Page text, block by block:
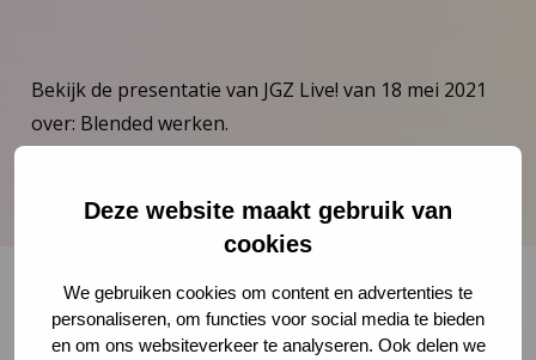
Deze website maakt gebruik van
cookies
We gebruiken cookies om content en advertenties te
personaliseren, om functies voor social media te bieden
en om ons websiteverkeer te analyseren. Ook delen we
Bekijk de presentatie van JGZ Live! van 18 mei 2021
over: Blended werken.
Onze nieuwsbrief ontvangen?